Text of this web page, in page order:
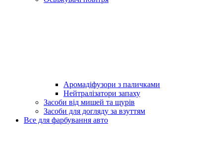
Аромадіфузори з паличками
Нейтралізатори запаху
Засоби від мишей та щурів
Засоби для догляду за взуттям
Все для фарбування авто